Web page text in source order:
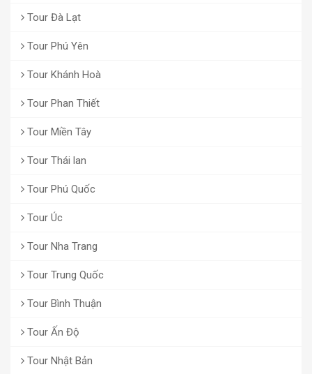
Tour Đà Lạt
Tour Phú Yên
Tour Khánh Hoà
Tour Phan Thiết
Tour Miền Tây
Tour Thái lan
Tour Phú Quốc
Tour Úc
Tour Nha Trang
Tour Trung Quốc
Tour Bình Thuận
Tour Ấn Độ
Tour Nhật Bản